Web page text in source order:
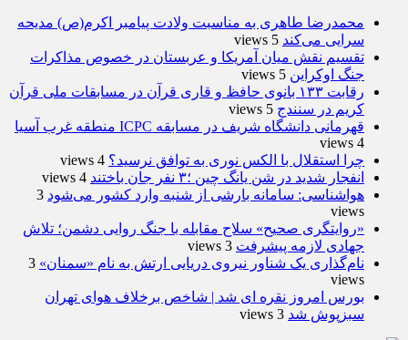
محمدرضا طاهری به مناسبت ولادت پیامبر اکرم(ص) مدیحه
سرایی می‌کند 5 views
تقسیم نقش میان آمریکا و عربستان در خصوص مذاکرات
جنگ اوکراین 5 views
رقابت ۱۳۳ بانوی حافظ و قاری قرآن در مسابقات ملی قرآن
کریم در سنندج 5 views
قهرمانی دانشگاه شریف در مسابقه ICPC منطقه غرب آسیا
4 views
چرا استقلال با الکس نوری به توافق نرسید؟ 4 views
انفجار شدید در شن یانگ چین ؛۳ نفر جان باختند
4 views
هواشناسی: سامانه بارشی از شنبه وارد کشور می‌شود 3
views
«روایتگری صحیح» سلاح مقابله با جنگ روایی دشمن؛ تلاش
جهادی لازمه پیشرفت 3 views
نام‌گذاری یک شناور نیروی دریایی ارتش به نام «سمنان» 3
views
بورس امروز نقره ای شد | شاخص برخلاف هوای تهران
سبزپوش شد 3 views